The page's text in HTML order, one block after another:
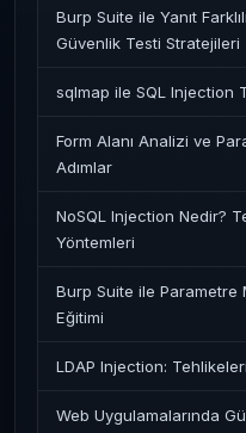
Burp Suite ile Yanıt
Güvenlik Testi Stratejileri
sqlmap ile SQL Injection
Form Alanı Analizi ve
Adımlar
NoSQL Injection Nedir?
Yöntemleri
Burp Suite ile Parametre
Eğitimi
LDAP Injection:
Web Uygulamalarında